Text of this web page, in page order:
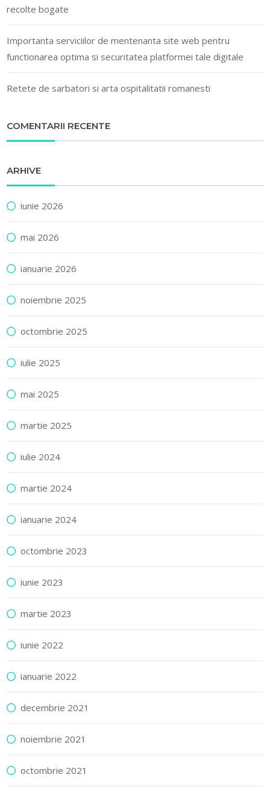
recolte bogate
Importanta serviciilor de mentenanta site web pentru
functionarea optima si securitatea platformei tale digitale
Retete de sarbatori si arta ospitalitatii romanesti
COMENTARII RECENTE
ARHIVE
iunie 2026
mai 2026
ianuarie 2026
noiembrie 2025
octombrie 2025
iulie 2025
mai 2025
martie 2025
iulie 2024
martie 2024
ianuarie 2024
octombrie 2023
iunie 2023
martie 2023
iunie 2022
ianuarie 2022
decembrie 2021
noiembrie 2021
octombrie 2021